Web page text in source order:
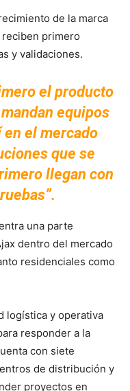
de la marca
primero
y validaciones.
el producto
equipos
en el mercado
que se
llegan con
una parte
dentro del mercado
residenciales como
logística y operativa
responder a la
con siete
de distribución y
proyectos en